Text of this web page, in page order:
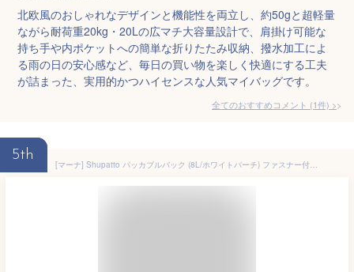
北欧風のおしゃれなデザインと機能性を両立し、約50gと超軽量
ながら耐荷重20kg・20Lの広マチ大容量設計で、肩掛け可能な
持ち手や内ポケットへの簡単な折りたたみ収納、撥水加工によ
る雨の日の安心感など、毎日の買い物を楽しく快適にする工夫
が詰まった、実用的かつハイセンスな人気マイバッグです。
全てのおすすめコメント (1件) >
5th
[マーナ] Shupatto パッカブルバック (8L/ホワイトバーチ) ファスナー付き シュパット エコバッグ 折りたたみ コンパクト 小さめ エコバック 折り畳みバッグ トートバッグ S501HW